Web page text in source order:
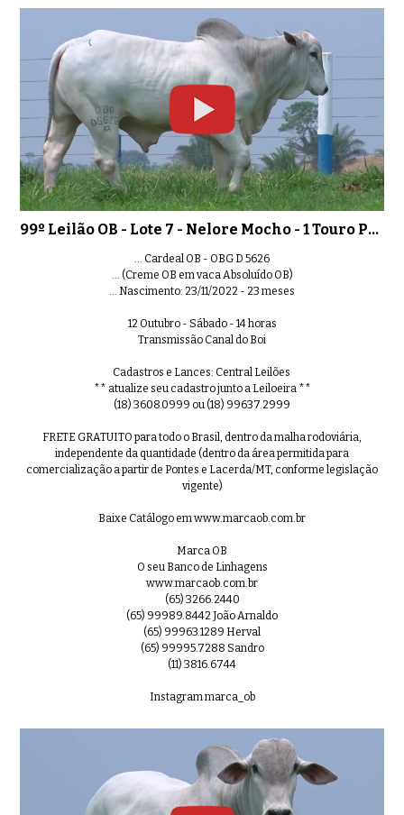
99º Leilão OB - Lote 7 - Nelore Mocho - 1 Touro PO Registrado
... Cardeal OB - OBG D 5626
... (Creme OB em vaca Absoluído OB)
... Nascimento: 23/11/2022 - 23 meses
12 Outubro - Sábado - 14 horas
Transmissão Canal do Boi
Cadastros e Lances: Central Leilões
** atualize seu cadastro junto a Leiloeira **
(18) 3608.0999 ou (18) 99637.2999
FRETE GRATUITO para todo o Brasil, dentro da malha rodoviária,
independente da quantidade (dentro da área permitida para
comercialização a partir de Pontes e Lacerda/MT, conforme legislação
vigente)
Baixe Catálogo em www.marcaob.com.br
Marca OB
O seu Banco de Linhagens
www.marcaob.com.br
(65) 3266.2440
(65) 99989.8442 João Arnaldo
(65) 99963.1289 Herval
(65) 99995.7288 Sandro
(11) 3816.6744
Instagram marca_ob